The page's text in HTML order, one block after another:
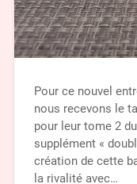
Pour ce nouvel
nous recevons le
pour leur tome 2
supplément «
création de cette
la rivalité avec…